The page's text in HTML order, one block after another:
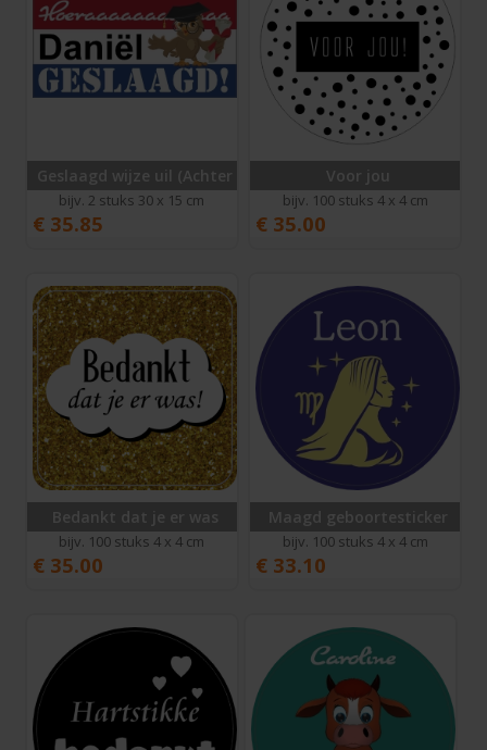
Geslaagd wijze uil (Achter Glas)
bijv. 2 stuks 30 x 15 cm
€ 35.85
Voor jou
bijv. 100 stuks 4 x 4 cm
€ 35.00
Bedankt dat je er was
bijv. 100 stuks 4 x 4 cm
€ 35.00
Maagd geboortesticker
bijv. 100 stuks 4 x 4 cm
€ 33.10